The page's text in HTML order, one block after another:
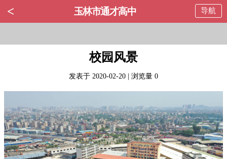
< 玉林市通才高中 导航
校园风景
发表于 2020-02-20 | 浏览量 0